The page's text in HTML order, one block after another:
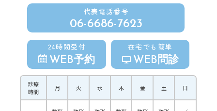
代表電話番号
06-6686-7623
24時間受付
WEB予約
在宅でも簡単
WEB問診
診療
時間
月 火 水 木 金 土 日